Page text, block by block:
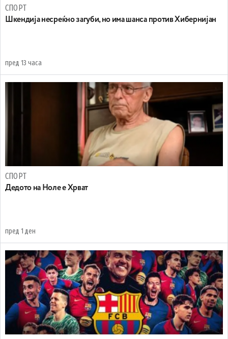
СПОРТ
Шкендија несреќно загуби, но има шанса против Хибернијан
пред 13 часа
СПОРТ
Дедото на Ноле е Хрват
пред 1 ден